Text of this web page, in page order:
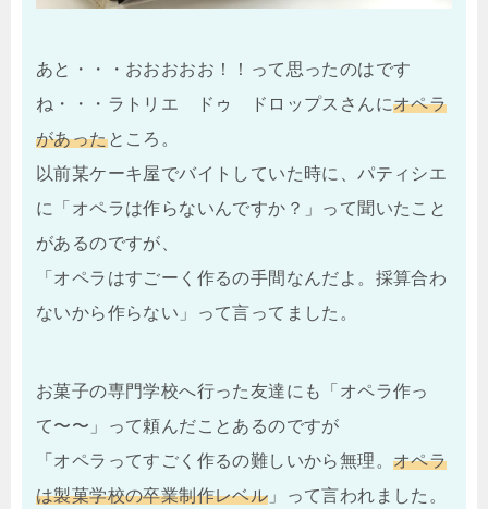
あと・・・おおおおお！！って思ったのはです
ね・・・ラトリエ ドゥ ドロップスさんにオペラ
があったところ。
以前某ケーキ屋でバイトしていた時に、パティシエ
に「オペラは作らないんですか？」って聞いたこと
があるのですが、
「オペラはすごーく作るの手間なんだよ。採算合わ
ないから作らない」って言ってました。
お菓子の専門学校へ行った友達にも「オペラ作っ
て〜〜」って頼んだことあるのですが
「オペラってすごく作るの難しいから無理。 オペラ
は製菓学校の卒業制作レベル 」って言われました。